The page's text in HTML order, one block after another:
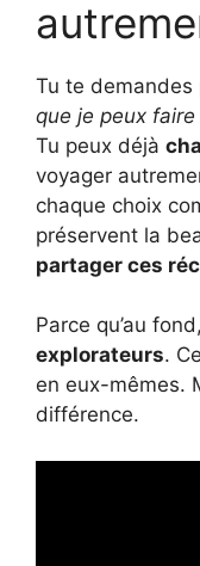
Tu te
que je peux faire
Tu peux déjà
voyager
chaque choix
préservent la
partager ces
Parce qu’au fond,
explorateurs.
en eux-mêmes.
différence.